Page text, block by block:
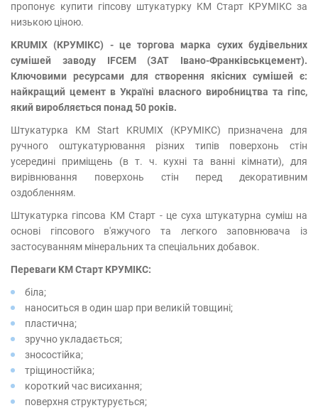
пропонує купити гіпсову штукатурку KM Старт КРУМІКС за
низькою ціною.
KRUMIX (КРУМІКС) - це торгова марка сухих будівельних
сумішей заводу IFCEM (ЗАТ Івано-Франківськцемент).
Ключовими ресурсами для створення якісних сумішей є:
найкращий цемент в Україні власного виробництва та гіпс,
який виробляється понад 50 років.
Штукатурка KM Start KRUMIX (КРУМІКС) призначена для
ручного оштукатурювання різних типів поверхонь стін
усередині приміщень (в т. ч. кухні та ванні кімнати), для
вирівнювання поверхонь стін перед декоративним
оздобленням.
Штукатурка гіпсова КМ Старт - це суха штукатурна суміш на
основі гіпсового в'яжучого та легкого заповнювача із
застосуванням мінеральних та спеціальних добавок.
Переваги KM Старт КРУМІКС:
біла;
наноситься в один шар при великій товщині;
пластична;
зручно укладається;
зносостійка;
тріщиностійка;
короткий час висихання;
поверхня структурується;